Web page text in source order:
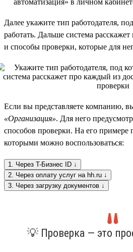
Далее укажите тип работодателя,
работать. Дальше система
и способы проверки, которые для
Если вы представляете компанию,
«Организация». Для него
способов проверки. На его примере
которыми можно воспользоваться:
1. Через T-Бизнес ID ↓
2. Через оплату услуг на hh.ru ↓
3. Через загрузку документов ↓
💡 Проверка — это